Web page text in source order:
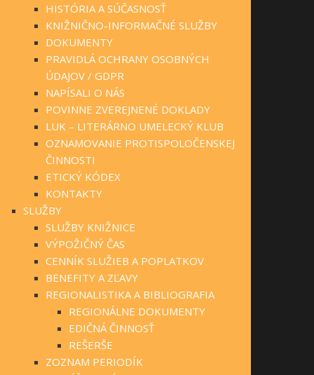
HISTÓRIA A SÚČASNOSŤ
KNIŽNIČNO-INFORMAČNÉ SLUŽBY
DOKUMENTY
PRAVIDLÁ OCHRANY OSOBNÝCH
ÚDAJOV / GDPR
NAPÍSALI O NÁS
POVINNE ZVEREJNENÉ DOKLADY
LUK – LITERÁRNO UMELECKÝ KLUB
OZNAMOVANIE PROTISPOLOČENSKEJ
ČINNOSTI
ETICKÝ KÓDEX
KONTAKTY
SLUŽBY
SLUŽBY KNIŽNICE
VÝPOŽIČNÝ ČAS
CENNÍK SLUŽIEB A POPLATKOV
BENEFITY A ZĽAVY
REGIONALISTIKA A BIBLIOGRAFIA
REGIONÁLNE DOKUMENTY
EDIČNÁ ČINNOSŤ
REŠERŠE
ZOZNAM PERIODÍK